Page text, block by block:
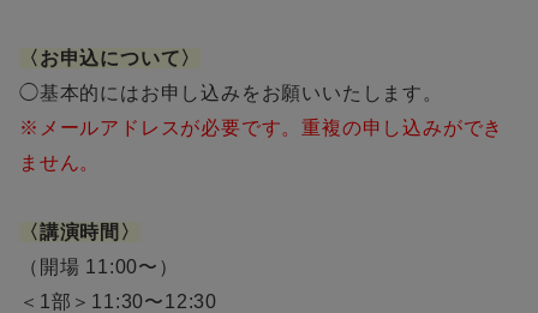
〈お申込について〉
◯基本的にはお申し込みをお願いいたします。
※メールアドレスが必要です。重複の申し込みができ
ません。
〈講演時間〉
（開場 11:00〜）
＜1部＞11:30〜12:30